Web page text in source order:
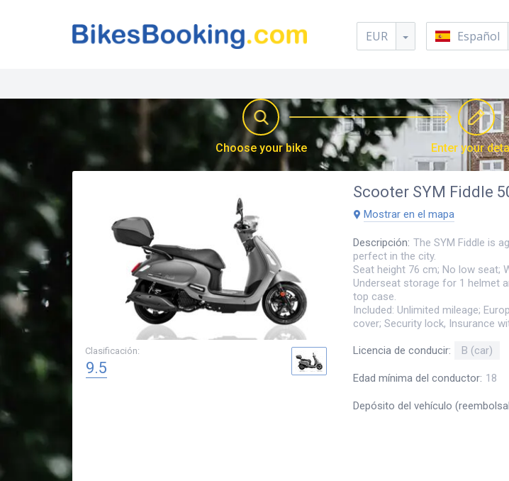
EUR Español
Choose your bike Enter your
Clasificación:
9.5
Scooter SYM Fiddle
Mostrar en el mapa
Descripción: The SYM Fiddle is
perfect in the city.
Seat height 76 cm; No low seat;
Underseat storage for 1 helmet
top case.
Included: Unlimited mileage;
cover; Security lock, Insurance
Licencia de conducir: B (car)
Edad mínima del conductor: 18
Depósito del vehículo